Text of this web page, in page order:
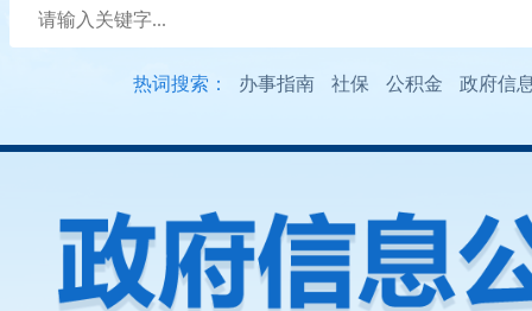
热词搜索： 办事指南 社保 公积金 政府信